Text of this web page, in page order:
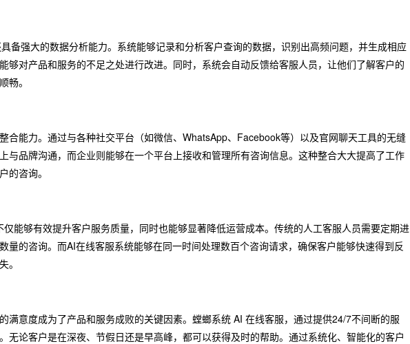
备强大的数据分析能力。系统能够记录和分析客户查询的数据，识别出高频问题，并生成相应
够对产品和服务的不足之处进行改进。同时，系统会自动反馈给客服人员，让他们了解客户的
畅。
合能力。通过与各种社交平台（如微信、WhatsApp、Facebook等）以及官网聊天工具的无缝
与品牌沟通，而企业则能够在一个平台上接收和管理所有咨询信息。这种整合大大提高了工作
的咨询。
能够有效提升客户服务质量，同时也能够显著降低运营成本。传统的人工客服人员需要定期进
量的咨询。而AI在线客服系统能够在同一时间处理数百个咨询请求，确保客户能够快速得到反
。
满意度成为了产品和服务成败的关键因素。螳螂系统 AI 在线客服，通过提供24/7不间断的服
无论客户是在深夜、节假日还是早高峰，都可以获得及时的帮助。通过系统化、智能化的客户